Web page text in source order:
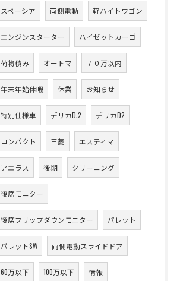
スペーシア 両側電動 軽ハイトワゴン
エンジンスターター ハイゼットカーゴ
荷物積み オートマ ７０万以内
年末年始休暇 休業 お知らせ
特別仕様車 デリカD:2 デリカD2
コンパクト 三菱 エスティマ
アエラス 後期 クリーニング
後席モニター
後席フリップダウンモニター パレット
パレットSW 両側電動スライドドア
60万以下 100万以下 情報